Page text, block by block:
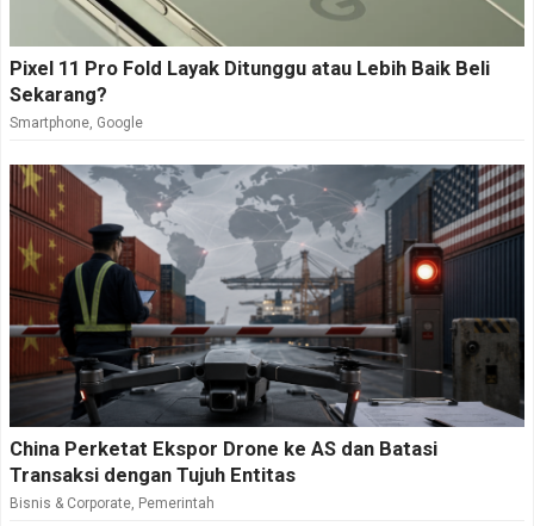
Pixel 11 Pro Fold Layak Ditunggu atau Lebih Baik Beli
Sekarang?
Smartphone, Google
China Perketat Ekspor Drone ke AS dan Batasi
Transaksi dengan Tujuh Entitas
Bisnis & Corporate, Pemerintah